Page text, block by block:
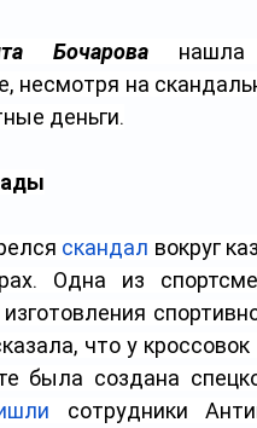
Бочарова
несмотря на
деньги.
скандал вокруг
Одна из
что у
была создана
сотрудники